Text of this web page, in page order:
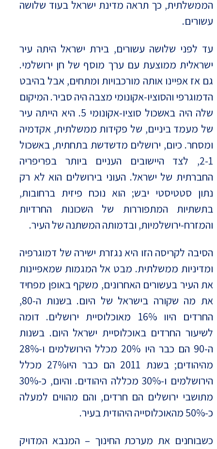
הממשלתית, כך תראה מדינת ישראל בעוד שלושה
עשורים.
עד לפני שלושה עשורים, בירת ישראל היתה עיר
ישראלית ממוצעת עם ערך מוסף של חן ירושלמי.
גם אז אפיינו אותה מורכבויות ומתחים, אבל בהיבט
הדמוגרפי והסוציו-אקונומי מצבה היה סביר. המיקום
שלה היה באשכול סוציו-אקונומי 5. היא הייתה עיר
של מעמד ביניים, של פקידות ממשלתית, אקדמיה
ומסחר. כיום, ירושלים מדשדשת בתחתית, באשכול
2-1, לצד היישובים העניים ביותר בפריפריה
החברתית של ישראל. העוני בירושלים הוא לא רק
נתון סטטיסטי יבש; הוא נוכח פיזית ברחובות,
בתשתיות המתפוררות של השכונות החרדיות
והמזרח-ירושלמיות, ובדמותה המשתנה של העיר.
הסיבה לקריסה הזו היא נגזרת ישירה של דמוגרפיה
ומדיניות ממשלתית. מבט אל המגמות שמאפיינות
את העיר בעשורים האחרונים, משקף באופן מפחיד
את מה שקורה בישראל של היום. בשנות ה-80,
החרדים היוו 16% מאוכלוסיית ירושלים. דומה
לשיעור החרדים באוכלוסיית ישראל היום. בשנות
ה-90 הם כבר היו 20% מכלל הירושלמים ו-28%
מהיהודים; בשנת 2011 הם כבר היו27% מכלל
הירושלמים ו-30% מכללה היהודים. והיום, כ-30%
מתושבי ירושלים הם חרדים, והם מהווים למעלה
כ-50% מהאוכלוסייה היהודית בעיר.
כשבוחנים את מערכת החינוך – המנבא המדויק